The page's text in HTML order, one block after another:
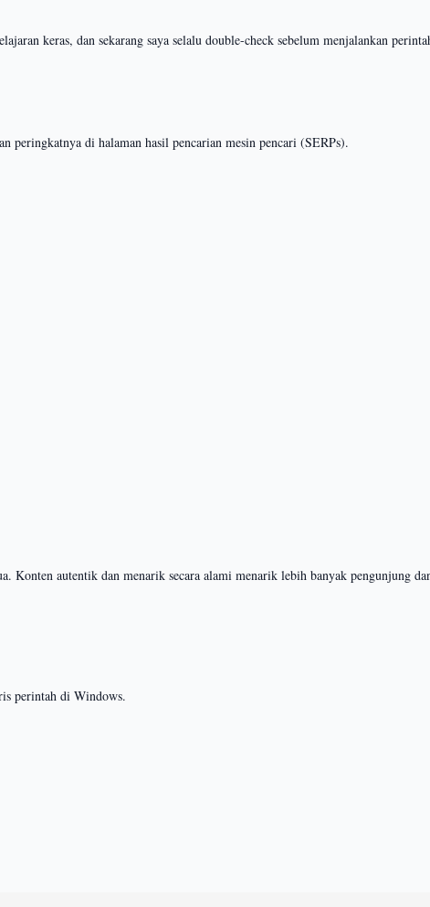
keras, dan sekarang saya selalu double-check sebelum menjalankan
di halaman hasil pencarian mesin pencari (SERPs).
Konten autentik dan menarik secara alami menarik lebih banyak pengunjung
perintah di Windows.